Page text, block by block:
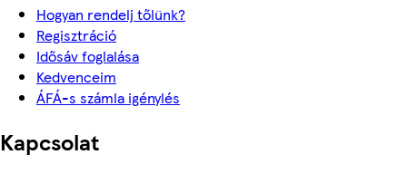
Hogyan rendelj tőlünk?
Regisztráció
Idősáv foglalása
Kedvenceim
ÁFÁ-s számla igénylés
Kapcsolat